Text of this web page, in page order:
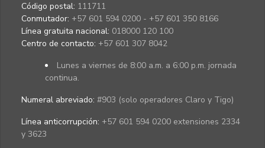
Código postal: 111711
Conmutador: +57 601 594 0200 - +57 601 350 8166
Línea gratuita nacional: 018000 120 100
Centro de contacto: +57 601 307 8042
Lunes a viernes de 8:00 a.m. a 6:00 p.m. jornada
continua.
Numeral abreviado: #903 (solo operadores Claro y Tigo)
Línea anticorrupción: +57 601 594 0200 extensiones 2334
y 3623